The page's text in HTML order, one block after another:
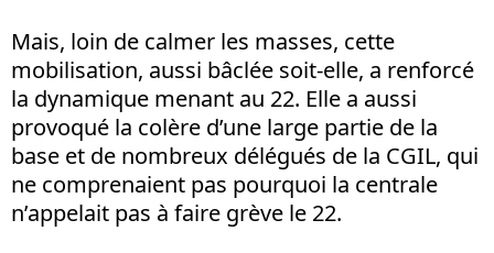
Mais, loin de calmer les masses, cette
mobilisation, aussi bâclée soit-elle, a renforcé
la dynamique menant au 22. Elle a aussi
provoqué la colère d’une large partie de la
base et de nombreux délégués de la CGIL, qui
ne comprenaient pas pourquoi la centrale
n’appelait pas à faire grève le 22.